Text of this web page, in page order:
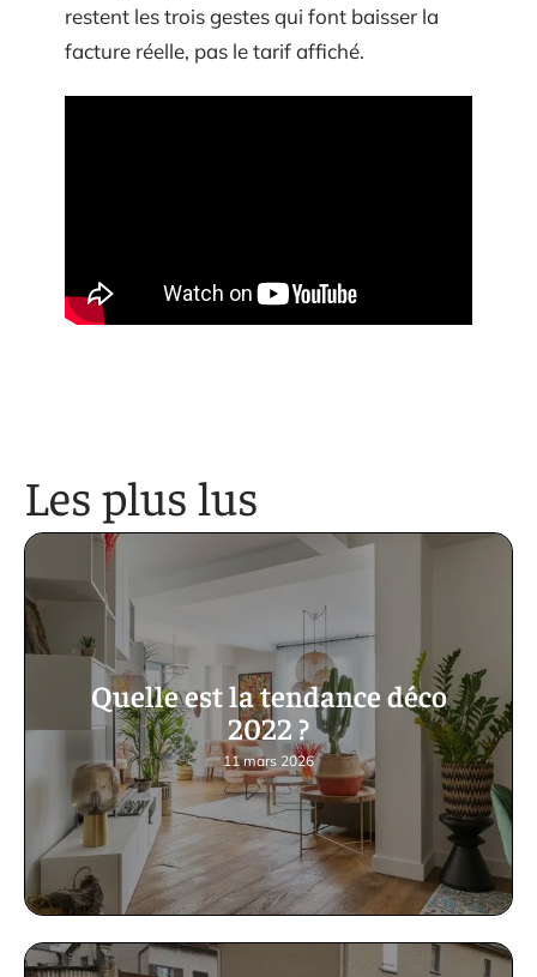
restent les trois gestes qui font baisser la
facture réelle, pas le tarif affiché.
Les plus lus
Quelle est la tendance déco
2022 ?
11 mars 2026